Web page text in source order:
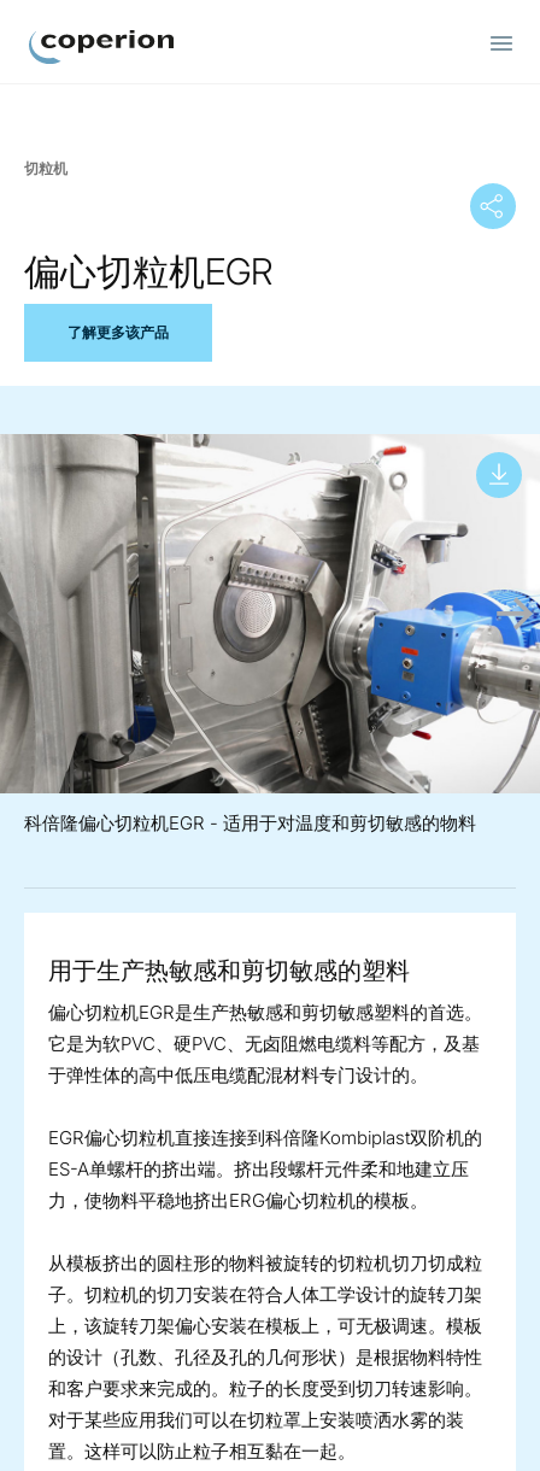
切粒机
偏心切粒机EGR
了解更多该产品
科倍隆偏心切粒机EGR - 适用于对温度和剪切敏感的物料
用于生产热敏感和剪切敏感的塑料
偏心切粒机EGR是生产热敏感和剪切敏感塑料的首选。
它是为软PVC、硬PVC、无卤阻燃电缆料等配方，及基
于弹性体的高中低压电缆配混材料专门设计的。
EGR偏心切粒机直接连接到科倍隆Kombiplast双阶机的
ES-A单螺杆的挤出端。挤出段螺杆元件柔和地建立压
力，使物料平稳地挤出ERG偏心切粒机的模板。
从模板挤出的圆柱形的物料被旋转的切粒机切刀切成粒
子。切粒机的切刀安装在符合人体工学设计的旋转刀架
上，该旋转刀架偏心安装在模板上，可无极调速。模板
的设计（孔数、孔径及孔的几何形状）是根据物料特性
和客户要求来完成的。粒子的长度受到切刀转速影响。
对于某些应用我们可以在切粒罩上安装喷洒水雾的装
置。这样可以防止粒子相互黏在一起。